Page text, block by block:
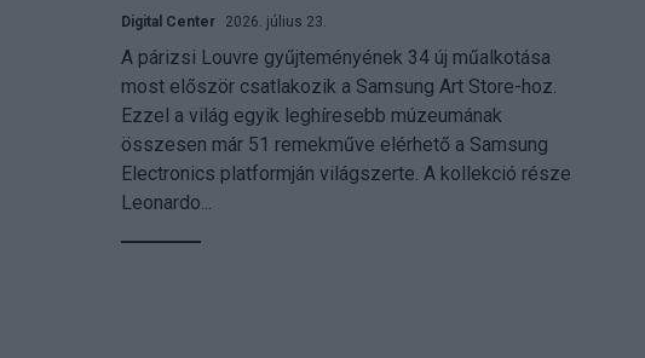
Digital Center 2026. július 23.
A párizsi Louvre gyűjteményének 34 új műalkotása
most először csatlakozik a Samsung Art Store-hoz.
Ezzel a világ egyik leghíresebb múzeumának
összesen már 51 remekműve elérhető a Samsung
Electronics platformján világszerte. A kollekció része
Leonardo...